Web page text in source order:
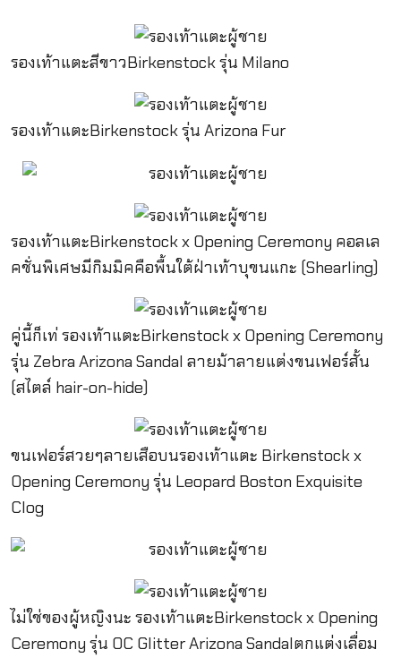
รองเท้าแตะสีขาวBirkenstock รุ่น Milano
รองเท้าแตะBirkenstock รุ่น Arizona Fur
รองเท้าแตะBirkenstock x Opening Ceremony คอลเล
คชั่นพิเศษมีกิมมิคคือพื้นใต้ฝ่าเท้าบุขนแกะ (Shearling)
คู่นี้ก็เท่ รองเท้าแตะBirkenstock x Opening Ceremony
รุ่น Zebra Arizona Sandal ลายม้าลายแต่งขนเฟอร์สั้น
(สไตล์ hair-on-hide)
ขนเฟอร์สวยๆลายเสือบนรองเท้าแตะ Birkenstock x
Opening Ceremony รุ่น Leopard Boston Exquisite
Clog
ไม่ใช่ของผู้หญิงนะ รองเท้าแตะBirkenstock x Opening
Ceremony รุ่น OC Glitter Arizona Sandalตกแต่งเลื่อม